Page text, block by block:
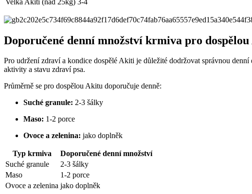
Doporučené denní množství krmiva pro
Pro udržení zdraví a kondice dospělé Akiti je důležité dodržovat správnou
aktivity a stavu zdraví psa.
Průměrně se pro dospělou Akitu doporučuje denně:
Suché granule: 2-3 šálky
Maso: 1-2 porce
Ovoce a zelenina: jako doplněk
Typ krmiva
Doporučené denní množství
Suché granule
2-3 šálky
Maso
1-2 porce
Ovoce a zelenina jako doplněk